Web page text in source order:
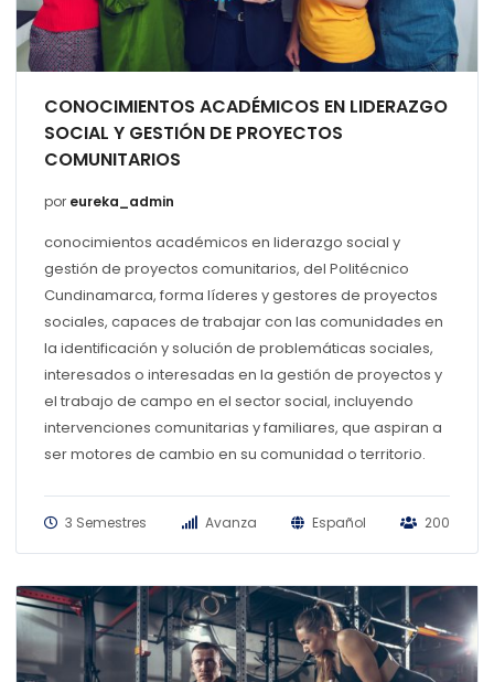
CONOCIMIENTOS ACADÉMICOS EN LIDERAZGO
SOCIAL Y GESTIÓN DE PROYECTOS
COMUNITARIOS
por eureka_admin
conocimientos académicos en liderazgo social y
gestión de proyectos comunitarios, del Politécnico
Cundinamarca, forma líderes y gestores de proyectos
sociales, capaces de trabajar con las comunidades en
la identificación y solución de problemáticas sociales,
interesados o interesadas en la gestión de proyectos y
el trabajo de campo en el sector social, incluyendo
intervenciones comunitarias y familiares, que aspiran a
ser motores de cambio en su comunidad o territorio.
3 Semestres Avanza Español 200